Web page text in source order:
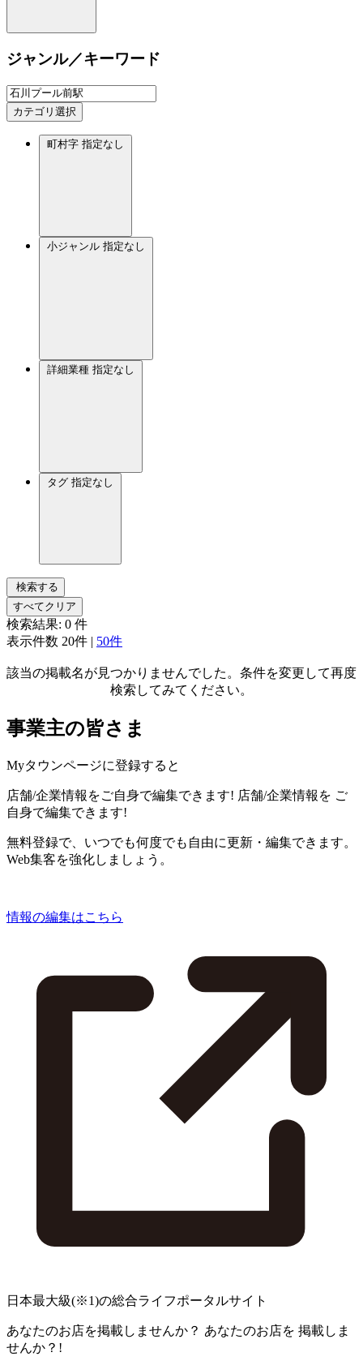
ジャンル／キーワード
カテゴリ選択
町村字 指定なし
小ジャンル 指定なし
詳細業種 指定なし
タグ 指定なし
検索する
すべてクリア
検索結果: 0 件
表示件数 20件 | 50件
該当の掲載名が見つかりませんでした。条件を変更して再度
検索してみてください。
事業主の皆さま
Myタウンページに登録すると
店舗/企業情報をご自身で編集できます! 店舗/企業情報を ご
自身で編集できます!
無料登録で、いつでも何度でも自由に更新・編集できます。
Web集客を強化しましょう。
情報の編集はこちら
日本最大級(※1)の総合ライフポータルサイト
あなたのお店を掲載しませんか？ あなたのお店を 掲載しま
せんか？!